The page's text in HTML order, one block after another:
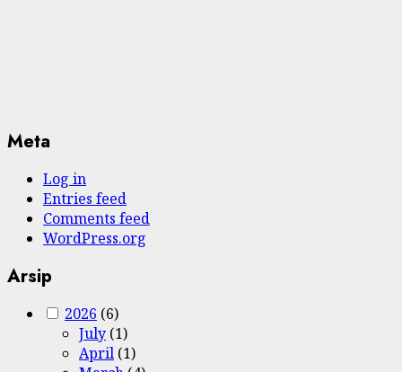
Meta
Log in
Entries feed
Comments feed
WordPress.org
Arsip
2026 (6)
July (1)
April (1)